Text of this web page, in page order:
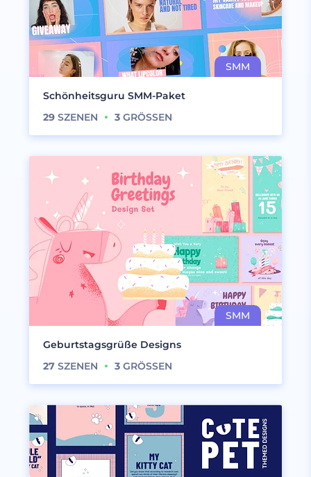
Schönheitsguru SMM-Paket
29 SZENEN 3 GRÖSSEN
Geburtstagsgrüße Designs
27 SZENEN 3 GRÖSSEN